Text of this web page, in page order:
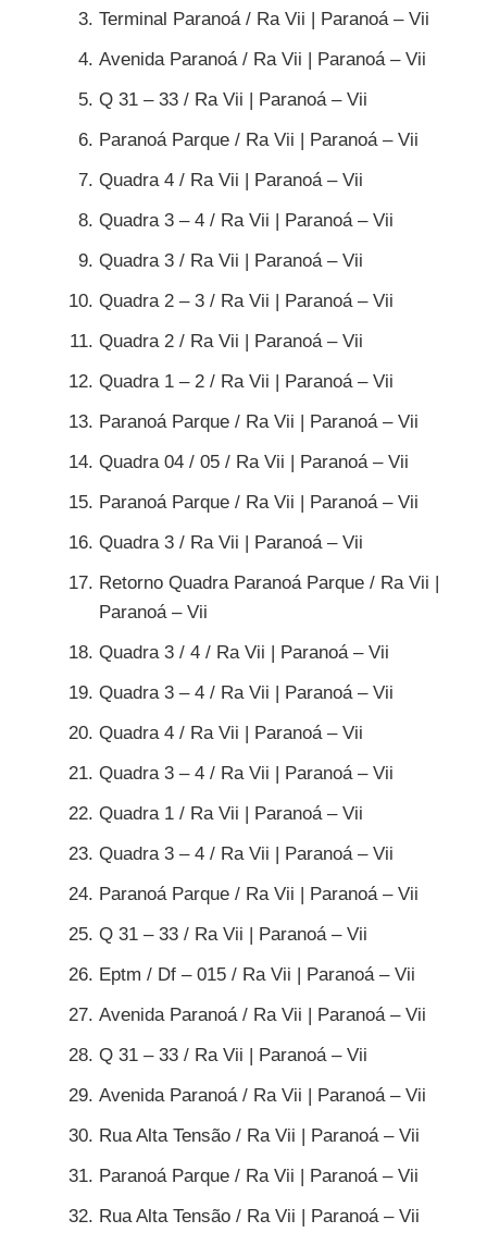
Terminal Paranoá / Ra Vii | Paranoá – Vii
Avenida Paranoá / Ra Vii | Paranoá – Vii
Q 31 – 33 / Ra Vii | Paranoá – Vii
Paranoá Parque / Ra Vii | Paranoá – Vii
Quadra 4 / Ra Vii | Paranoá – Vii
Quadra 3 – 4 / Ra Vii | Paranoá – Vii
Quadra 3 / Ra Vii | Paranoá – Vii
Quadra 2 – 3 / Ra Vii | Paranoá – Vii
Quadra 2 / Ra Vii | Paranoá – Vii
Quadra 1 – 2 / Ra Vii | Paranoá – Vii
Paranoá Parque / Ra Vii | Paranoá – Vii
Quadra 04 / 05 / Ra Vii | Paranoá – Vii
Paranoá Parque / Ra Vii | Paranoá – Vii
Quadra 3 / Ra Vii | Paranoá – Vii
Retorno Quadra Paranoá Parque / Ra Vii |
Paranoá – Vii
Quadra 3 / 4 / Ra Vii | Paranoá – Vii
Quadra 3 – 4 / Ra Vii | Paranoá – Vii
Quadra 4 / Ra Vii | Paranoá – Vii
Quadra 3 – 4 / Ra Vii | Paranoá – Vii
Quadra 1 / Ra Vii | Paranoá – Vii
Quadra 3 – 4 / Ra Vii | Paranoá – Vii
Paranoá Parque / Ra Vii | Paranoá – Vii
Q 31 – 33 / Ra Vii | Paranoá – Vii
Eptm / Df – 015 / Ra Vii | Paranoá – Vii
Avenida Paranoá / Ra Vii | Paranoá – Vii
Q 31 – 33 / Ra Vii | Paranoá – Vii
Avenida Paranoá / Ra Vii | Paranoá – Vii
Rua Alta Tensão / Ra Vii | Paranoá – Vii
Paranoá Parque / Ra Vii | Paranoá – Vii
Rua Alta Tensão / Ra Vii | Paranoá – Vii